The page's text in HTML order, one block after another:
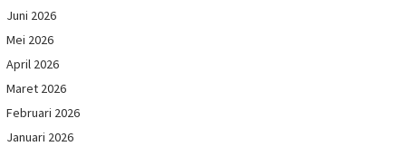
Juni 2026
Mei 2026
April 2026
Maret 2026
Februari 2026
Januari 2026